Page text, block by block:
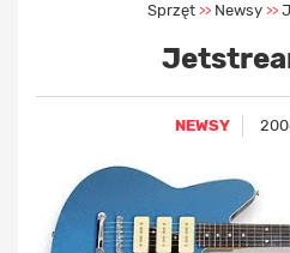
Sprzęt >> Newsy >>
NEWSY